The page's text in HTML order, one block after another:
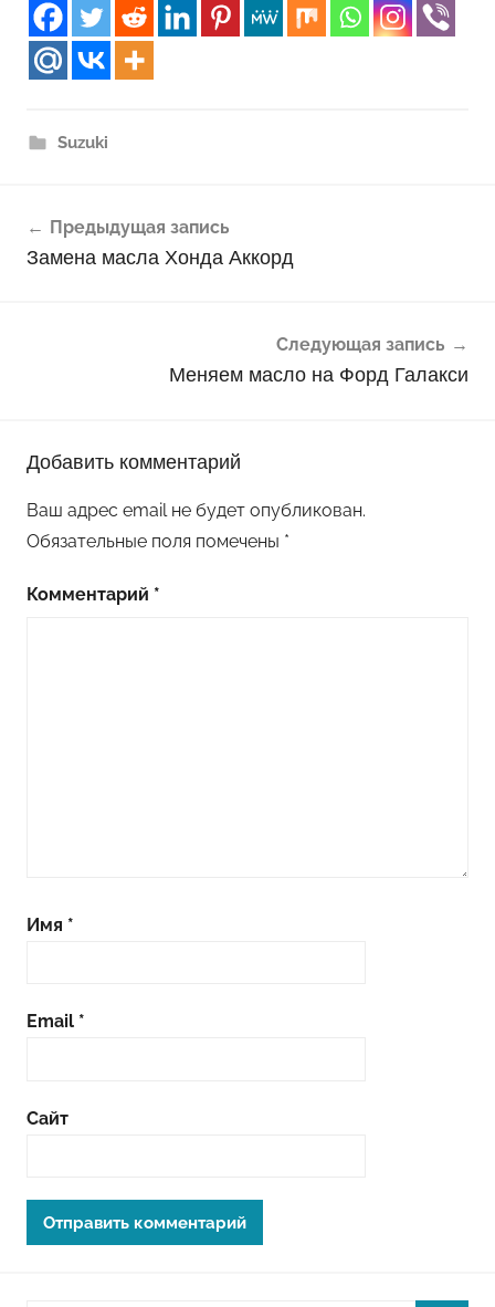
Suzuki
по
Предыдущая запись
Замена масла Хонда Аккорд
Следующая запись
Меняем масло на Форд Галакси
Добавить комментарий
Ваш адрес email не будет опубликован.
Обязательные поля помечены *
Комментарий *
Имя *
Email *
Сайт